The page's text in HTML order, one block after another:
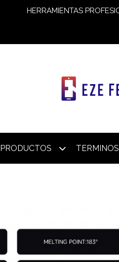
HERRAMIENTAS
PRODUCTOS